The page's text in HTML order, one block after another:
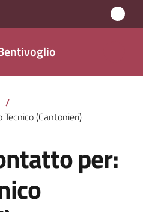
/
(Cantonieri)
per: